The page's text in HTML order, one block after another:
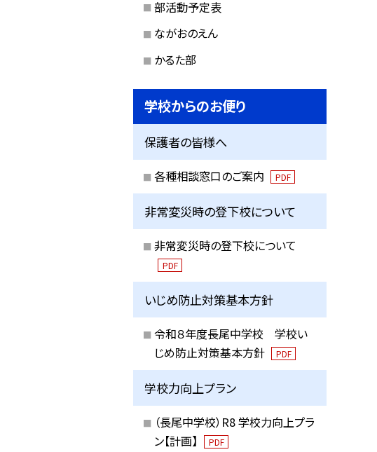
部活動予定表
ながおのえん
かるた部
学校からのお便り
保護者の皆様へ
各種相談窓口のご案内 PDF
非常変災時の登下校について
非常変災時の登下校について
PDF
いじめ防止対策基本方針
令和８年度長尾中学校 学校い
じめ防止対策基本方針
PDF
学校力向上プラン
（長尾中学校）R8 学校力向上プラ
ン【計画】
PDF